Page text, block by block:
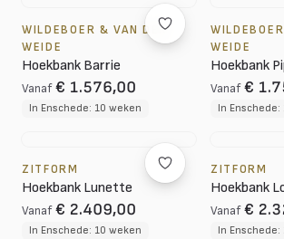
WILDEBOER & VAN DER
WEIDE
Hoekbank Barrie
Vanaf € 1.576,00
In Enschede: 10 weken
WEIDE
Hoekbank
Vanaf €
In Enschede:
ZITFORM
Hoekbank Lunette
Vanaf € 2.409,00
In Enschede: 10 weken
ZITFORM
Hoekbank
Vanaf €
In Enschede: